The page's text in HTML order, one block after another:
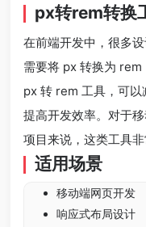
px转rem转换
在前端开发中，很多
需要将 px 转换为
px 转 rem 工具，可以
提高开发效率。对于
项目来说，这类工具非
适用场景
移动端网页开发
响应式布局设计